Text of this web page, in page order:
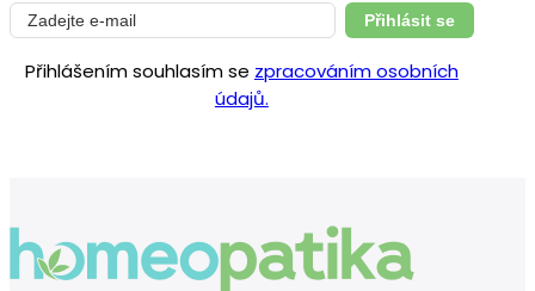
Přihlásit se
Přihlášením souhlasím se zpracováním osobních
údajů.